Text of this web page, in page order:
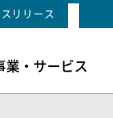
リリース
業・サービス